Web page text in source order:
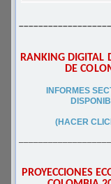
RANKING DIGITAL
DE
INFORMES
(HACER
PROYECCIONES